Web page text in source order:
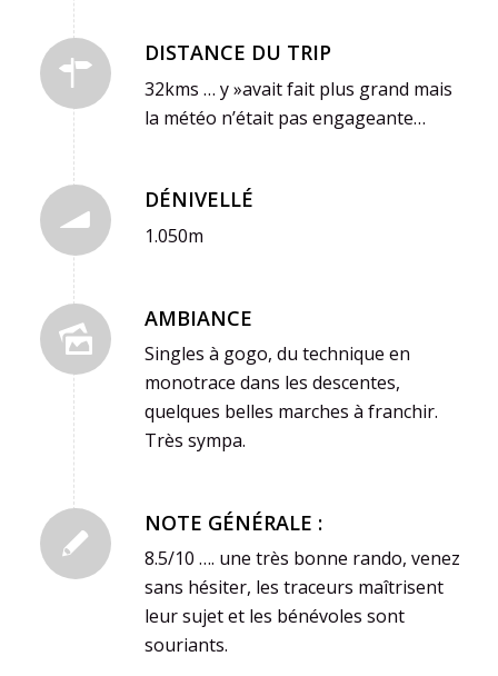
DISTANCE DU TRIP
32kms … y »avait fait plus grand mais
la météo n’était pas engageante…
DÉNIVELLÉ
1.050m
AMBIANCE
Singles à gogo, du technique en
monotrace dans les descentes,
quelques belles marches à franchir.
Très sympa.
NOTE GÉNÉRALE :
8.5/10 …. une très bonne rando, venez
sans hésiter, les traceurs maîtrisent
leur sujet et les bénévoles sont
souriants.